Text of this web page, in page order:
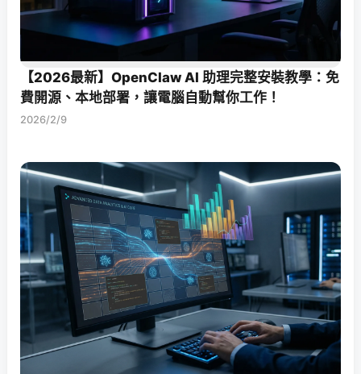
【2026最新】OpenClaw AI 助理完整安裝教學：免
費開源、本地部署，讓電腦自動幫你工作！
2026/2/9